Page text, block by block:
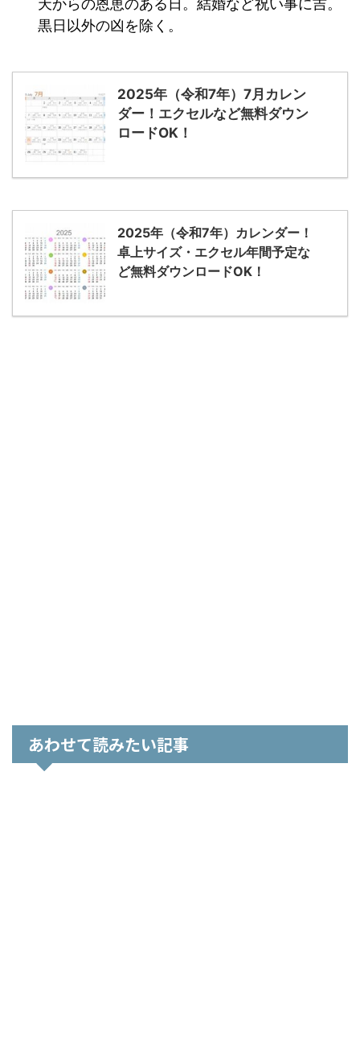
黒日以外の凶を除く。
2025年（令和7年）7月カレン
ダー！エクセルなど無料ダウン
ロードOK！
2025年（令和7年）カレンダー！
卓上サイズ・エクセル年間予定な
ど無料ダウンロードOK！
あわせて読みたい記事